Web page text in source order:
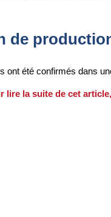
de
été confirmés dans
la suite de cet